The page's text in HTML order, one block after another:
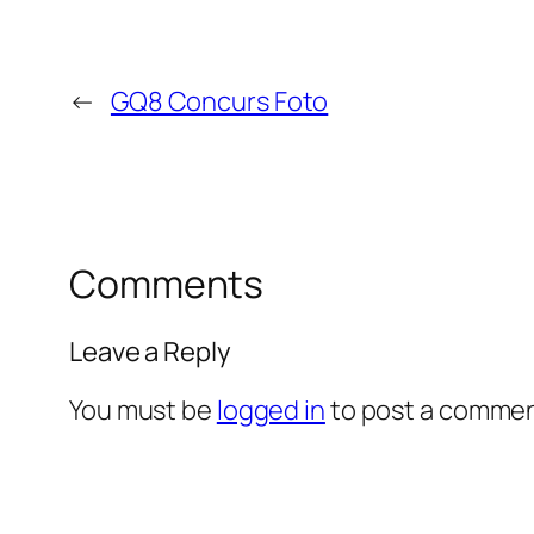
← GQ8 Concurs Foto
Comments
Leave a Reply
You must be logged into post a